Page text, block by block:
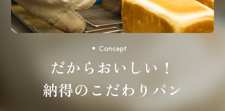
Concept
だからおいしい！
納得のこだわりパン